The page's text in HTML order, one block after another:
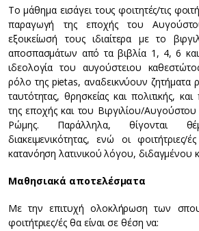
To μάθημα εισάγει τους φοιτητές/τις
παραγωγή της εποχής του
εξοικείωσή τους ιδιαίτερα με το
αποσπασμάτων από τα βιβλία 1, 4, 6
ιδεολογία του αυγούστειου
ρόλο της pietas, αναδεικνύουν ζητήματα
ταυτότητας, θρησκείας και πολιτικής,
της εποχής και του Βιργιλίου/
Ρώμης. Παράλληλα, θίγονται
διακειμενικότητας, ενώ οι φοιτήτριες/
κατανόηση λατινικού λόγου, διδαγμένου
Μαθησιακά αποτελέσματα
Με την επιτυχή ολοκλήρωση των
φοιτήτριες/ές θα είναι σε θέση να: